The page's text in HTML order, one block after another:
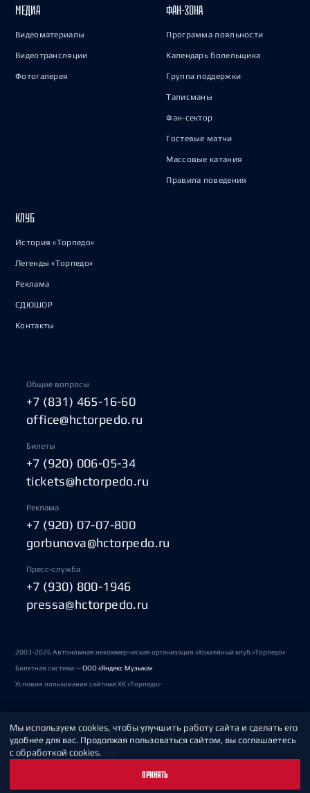
МЕДИА
Видеоматериалы
Видеотрансляции
Фотогалерея
ФАН-ЗОНА
Программа лояльности
Календарь болельщика
Группа поддержки
Талисманы
Фан-сектор
Гостевые матчи
Массовые катания
Правила поведения
КЛУБ
История «Торпедо»
Легенды «Торпедо»
Реклама
СДЮШОР
Контакты
Общие вопросы
+7 (831) 465-16-60
office@hctorpedo.ru
Билеты
+7 (920) 006-05-34
tickets@hctorpedo.ru
Реклама
+7 (920) 07-07-800
gorbunova@hctorpedo.ru
Пресс-служба
+7 (930) 800-1946
pressa@hctorpedo.ru
2003-2026 Автономная некоммерческая организация «Хоккейный клуб «Торпедо»
Билетная система —ООО «Яндекс Музыка»
Условия пользования сайтами ХК «Торпедо»
Политика обработки персональных данных
Пользовательское соглашение
Мы используем cookies, чтобы улучшить работу сайта и сделать его
удобнее для вас. Продолжая пользоваться сайтом, вы соглашаетесь
с обработкой cookies.
ПРИНЯТЬ